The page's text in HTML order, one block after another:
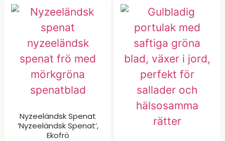
Nyzeeländsk Spenat
’Nyzeeländsk Spenat’,
Ekofrö